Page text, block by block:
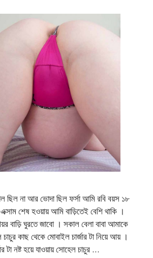
ছিল না আর ভোদা ছিল ফর্সা আমি রবি বয়স ১৮
শেষ হওয়ায় আমি বাড়িতেই বেশি থাকি ।
বাড়ি ঘুরতে জাবো । সকাল বেলা বাবা আমাকে
কাছ থেকে মোবাইল চার্জার টা নিয়ে আয় ।
টা নষ্ট হয়ে যাওয়ায় সোহেল চাচুর …